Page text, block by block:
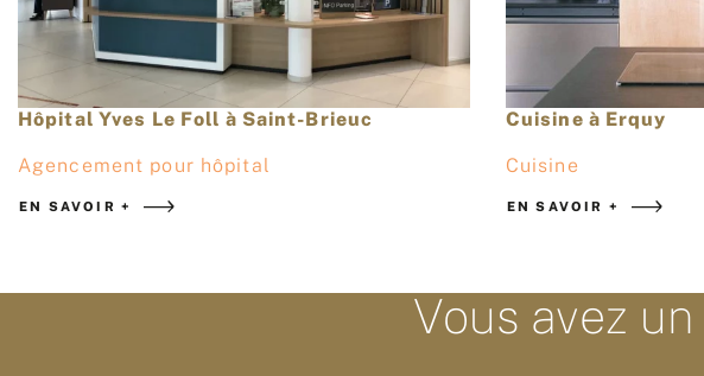
Hôpital Yves Le Foll à Saint-Brieuc
Agencement pour hôpital
EN SAVOIR +
Cuisine à Erquy
Cuisine
EN SAVOIR +
Vous avez